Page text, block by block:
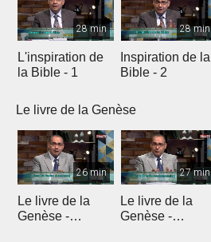
28 min
L'inspiration de
la Bible - 1
28 min
Inspiration de la
Bible - 2
Le livre de la Genèse
26 min
Le livre de la
Genèse -
27 min
Le livre de la
Genèse -